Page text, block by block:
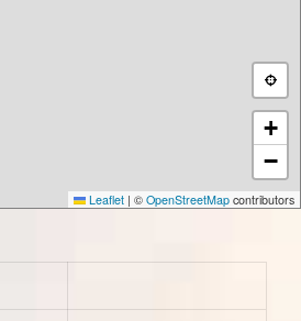
+
−
Leaflet | © OpenStreetMap contributors